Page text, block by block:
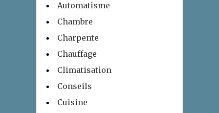
Automatisme
Chambre
Charpente
Chauffage
Climatisation
Conseils
Cuisine